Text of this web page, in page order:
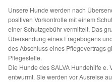
Unsere Hunde werden nach
positiven Vorkontrolle mit einem
einer Schutzgebühr vermittelt. Das
Übersendung eines Fragebogens
des Abschluss eines Pflegevertrags
Pflegestelle.
Die Hunde des SALVA Hundehilfe e.
entwurmt. Sie werden vor Ausreise